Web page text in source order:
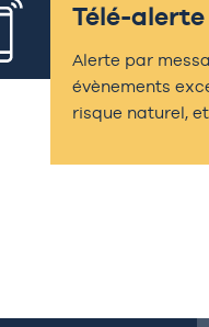
Télé-alerte
Alerte par
évènements
risque naturel,